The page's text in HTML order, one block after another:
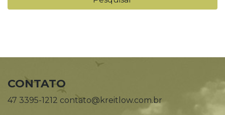
CONTATO
47 3395-1212 contato@kreitlow.com.br